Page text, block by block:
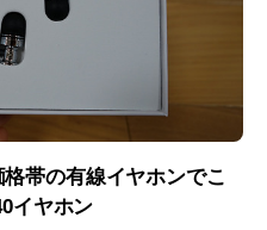
格帯の有線イヤホンでこ
イヤホン